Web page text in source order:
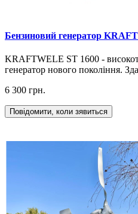
Бензиновий генератор
KRAFTWELE ST 1600 -
генератор нового покоління.
6 300 грн.
Повідомити, коли зявиться